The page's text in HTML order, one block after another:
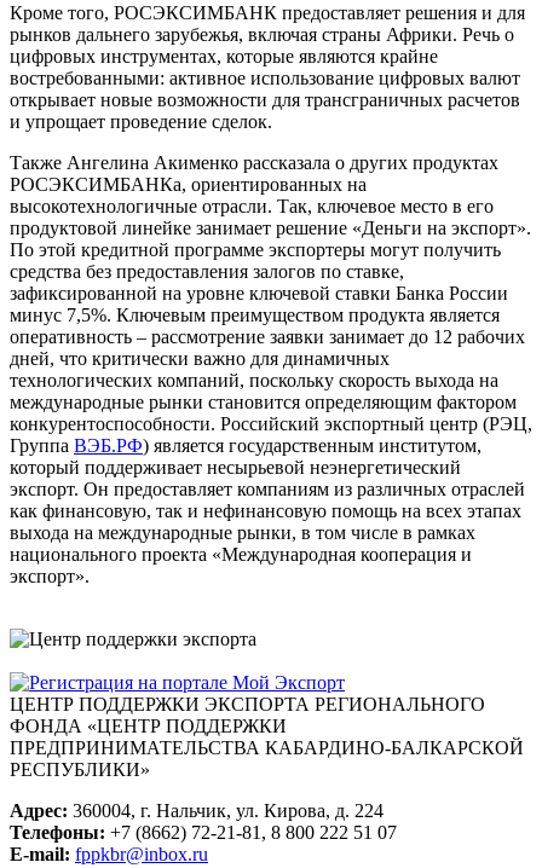
Кроме того, РОСЭКСИМБАНК предоставляет решения и для
рынков дальнего зарубежья, включая страны Африки. Речь о
цифровых инструментах, которые являются крайне
востребованными: активное использование цифровых валют
открывает новые возможности для трансграничных расчетов
и упрощает проведение сделок.
Также Ангелина Акименко рассказала о других продуктах
РОСЭКСИМБАНКа, ориентированных на
высокотехнологичные отрасли. Так, ключевое место в его
продуктовой линейке занимает решение «Деньги на экспорт».
По этой кредитной программе экспортеры могут получить
средства без предоставления залогов по ставке,
зафиксированной на уровне ключевой ставки Банка России
минус 7,5%. Ключевым преимуществом продукта является
оперативность – рассмотрение заявки занимает до 12 рабочих
дней, что критически важно для динамичных
технологических компаний, поскольку скорость выхода на
международные рынки становится определяющим фактором
конкурентоспособности. Российский экспортный центр (РЭЦ,
Группа ВЭБ.РФ) является государственным институтом,
который поддерживает несырьевой неэнергетический
экспорт. Он предоставляет компаниям из различных отраслей
как финансовую, так и нефинансовую помощь на всех этапах
выхода на международные рынки, в том числе в рамках
национального проекта «Международная кооперация и
экспорт».
ЦЕНТР ПОДДЕРЖКИ ЭКСПОРТА РЕГИОНАЛЬНОГО
ФОНДА «ЦЕНТР ПОДДЕРЖКИ
ПРЕДПРИНИМАТЕЛЬСТВА КАБАРДИНО-БАЛКАРСКОЙ
РЕСПУБЛИКИ»
Адрес: 360004, г. Нальчик, ул. Кирова, д. 224
Телефоны: +7 (8662) 72-21-81, 8 800 222 51 07
E-mail: fppkbr@inbox.ru